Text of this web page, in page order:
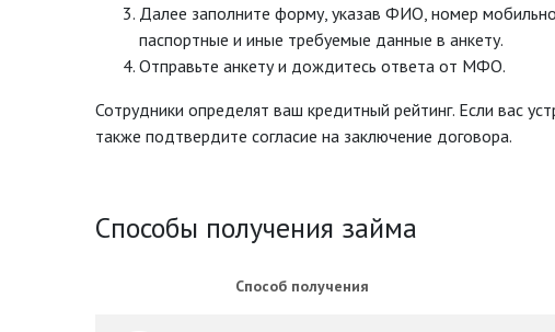
Далее заполните форму, указав ФИО, номер
паспортные и иные требуемые данные в анкету.
Отправьте анкету и дождитесь ответа от МФО.
Сотрудники определят ваш кредитный рейтинг. Если вас
также подтвердите согласие на заключение договора.
Способы получения займа
Способ получения